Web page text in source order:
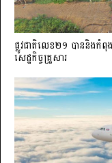
ផ្លូវជាតិលេខ២១ បាននិងកំ
សេដ្ឋកិច្ចគ្រួសារ